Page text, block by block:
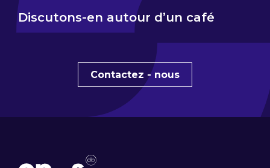
Discutons-en autour d’un café
Contactez - nous